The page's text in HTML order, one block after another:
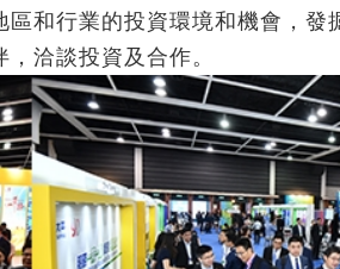
和行業的投資環境和機會，發
洽談投資及合作。